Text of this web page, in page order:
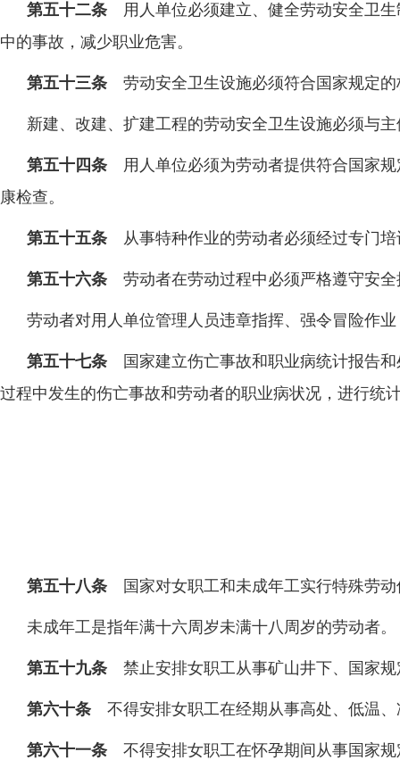
第五十二条 用人单位必须建立、健全劳动安全卫
中的事故，减少职业危害。
第五十三条 劳动安全卫生设施必须符合国家规定的
新建、改建、扩建工程的劳动安全卫生设施必须与
第五十四条 用人单位必须为劳动者提供符合国家
康检查。
第五十五条 从事特种作业的劳动者必须经过专门
第五十六条 劳动者在劳动过程中必须严格遵守安全
劳动者对用人单位管理人员违章指挥、强令冒险作
第五十七条 国家建立伤亡事故和职业病统计报告
过程中发生的伤亡事故和劳动者的职业病状况，进行统
第五十八条 国家对女职工和未成年工实行特殊劳动
未成年工是指年满十六周岁未满十八周岁的劳动者。
第五十九条 禁止安排女职工从事矿山井下、国家
第六十条 不得安排女职工在经期从事高处、低温
第六十一条 不得安排女职工在怀孕期间从事国家